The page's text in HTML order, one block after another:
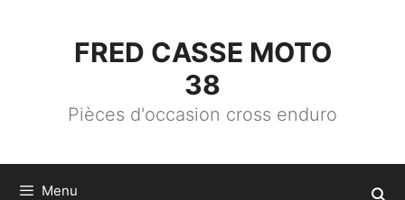
FRED CASSE MOTO
38
Pièces d'occasion cross enduro
Menu